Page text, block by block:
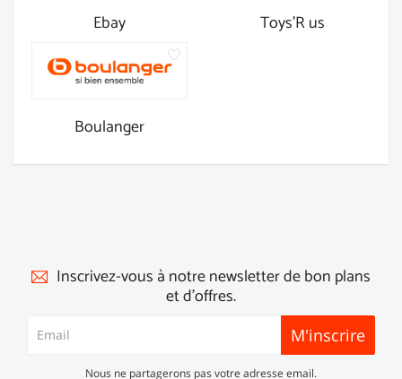
Ebay Toys'R us
Boulanger
Inscrivez-vous à notre newsletter de bon plans
et d'offres.
M'inscrire
Nous ne partagerons pas votre adresse email.